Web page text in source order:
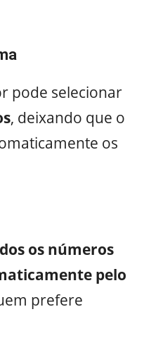
pode selecionar
, deixando que o
os
os números
pelo
prefere